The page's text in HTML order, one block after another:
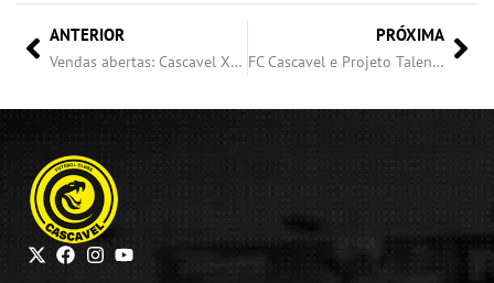
ANTERIOR
Vendas abertas: Cascavel X Rio Branco
PRÓXIMA
FC Cascavel e Projeto Talentos de Jesus são homenageados na Assembleia Itinerante durante o Show Rural